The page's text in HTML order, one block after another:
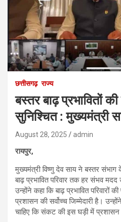
छत्तीसगढ़ राज्य
बस्तर बाढ़ प्रभावितों
सुनिश्चित : मुख्यमंत्री
August 28, 2025 admin
रायपुर,
मुख्यमंत्री विष्णु देव साय ने बस्तर संभाग
बाढ़ प्रभावित परिवार तक हर संभव
उन्होंने कहा कि बाढ़ प्रभावित परिवारों
प्रशासन की सर्वोच्च जिम्मेदारी है।
चाहिए कि संकट की इस घड़ी में